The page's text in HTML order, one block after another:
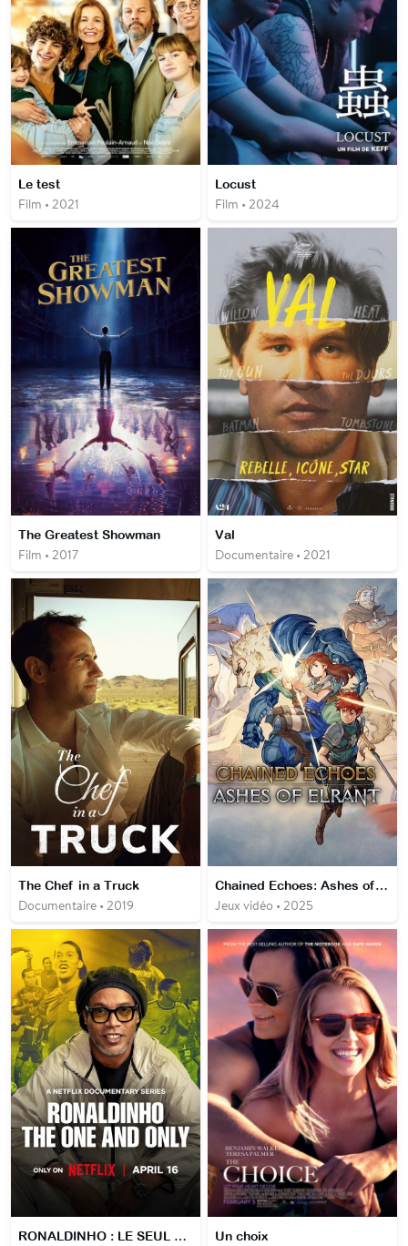
Le test
Film • 2021
Locust
Film • 2024
The Greatest Showman
Film • 2017
Val
Documentaire • 2021
The Chef in a Truck
Documentaire • 2019
Chained Echoes: Ashes of Elrant
Jeux vidéo • 2025
RONALDINHO : LE SEUL ET L'UNIQUE Un choix